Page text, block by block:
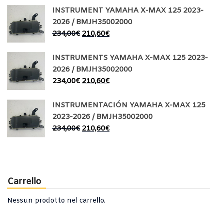
INSTRUMENT YAMAHA X-MAX 125 2023-
2026 / BMJH35002000
234,00€ 210,60€
INSTRUMENTS YAMAHA X-MAX 125 2023-
2026 / BMJH35002000
234,00€ 210,60€
INSTRUMENTACIÓN YAMAHA X-MAX 125
2023-2026 / BMJH35002000
234,00€ 210,60€
Carrello
Nessun prodotto nel carrello.